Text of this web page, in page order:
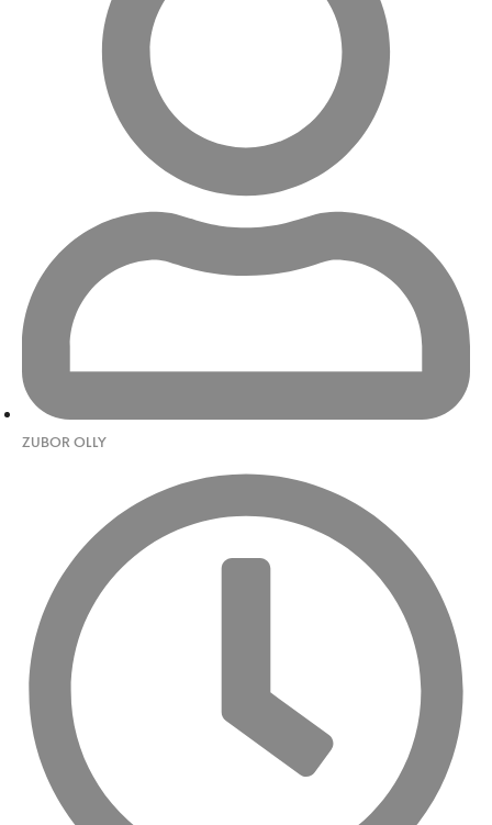
ZUBOR OLLY